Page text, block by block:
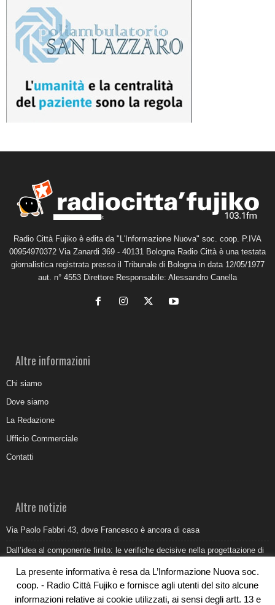
Radio Città Fujiko è edita da "L'Informazione Nuova" soc. coop. P.IVA
00954970372 Via Zanardi 369 - 40131 Bologna Radio Città è una testata
giornalistica registrata presso il Tribunale di Bologna in data 12/05/1977
aut. n° 4553 Direttore Responsabile: Alessandro Canella
Altre informazioni
Chi siamo
Dove siamo
La Redazione
Ufficio Commerciale
Contatti
Altre notizie
Via Paolo Fabbri 43, dove Francesco è ancora di casa
Dall’idea al componente finito: le verifiche decisive nella progettazione di
Belvedere Marittimo e il report ARPACAL 2026 sulla qualità del mare
La presente informativa è resa da L’Informazione Nuova soc.
coop. - Radio Città Fujiko e fornisce agli utenti del sito alcune
informazioni relative ai cookie utilizzati, ai sensi degli artt. 13 e